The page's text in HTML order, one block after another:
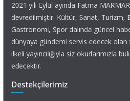
2021 yılı Eylül ayında Fatma
devredilmiştir. Kültür, Sanat, Turizm,
Gastronomi, Spor dalında güncel
dünyaya gündemi servis edecek
ilkeli yayıncılığıyla siz okurlarımızla
edecektir.
Destekçilerimiz